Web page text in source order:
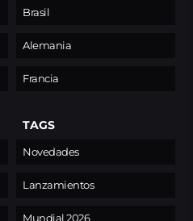
Brasil
Alemania
Francia
TAGS
Novedades
Lanzamientos
Mundial 2026